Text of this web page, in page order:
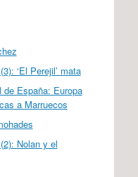
‘El Perejil’ mata
de España: Europa
a Marruecos
Nolan y el